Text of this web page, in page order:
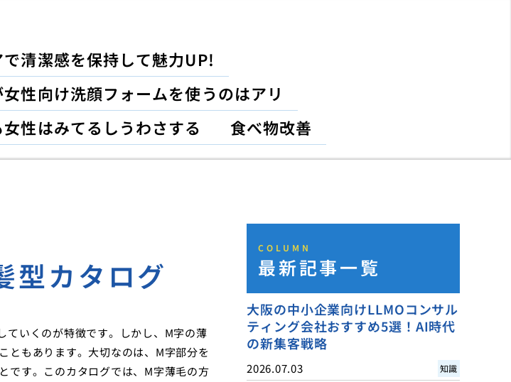
清潔感を保持して魅力UP!
性向け洗顔フォームを使うのはアリ
性はみてるしうわさする 食べ物改善
型カタログ
ていくのが特徴です。しかし、M字の薄
ともあります。大切なのは、M字部分を
です。このカタログでは、M字薄毛の方
COLUMN
最新記事一覧
大阪の中小企業向けLLMOコンサル
ティング会社おすすめ5選！AI時代
の新集客戦略
2026.07.03 知識